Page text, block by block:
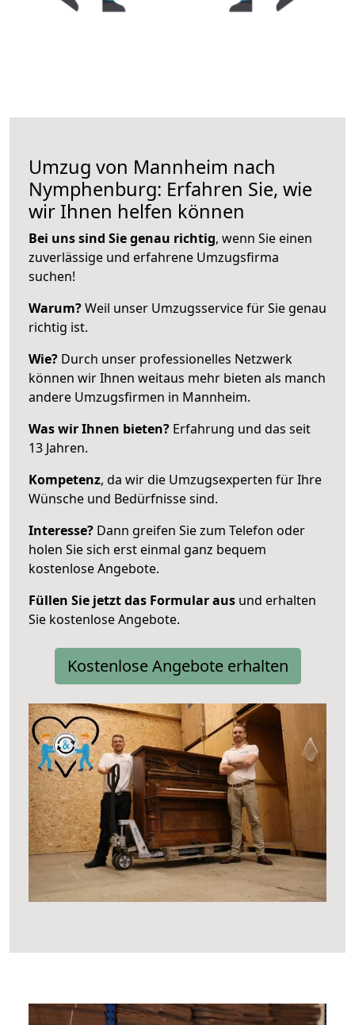
Umzug von Mannheim nach
Nymphenburg: Erfahren Sie, wie
wir Ihnen helfen können
Bei uns sind Sie genau richtig, wenn Sie einen
zuverlässige und erfahrene Umzugsfirma
suchen!
Warum?Weil unser Umzugsservice für Sie genau
richtig ist.
Wie? Durch unser professionelles Netzwerk
können wir Ihnen weitaus mehr bieten als manch
andere Umzugsfirmen in Mannheim.
Was wir Ihnen bieten? Erfahrung und das seit
13 Jahren.
Kompetenz, da wir die Umzugsexperten für Ihre
Wünsche und Bedürfnisse sind.
Interesse? Dann greifen Sie zum Telefon oder
holen Sie sich erst einmal ganz bequem
kostenlose Angebote.
Füllen Sie jetzt das Formular aus und erhalten
Sie kostenlose Angebote.
Kostenlose Angebote erhalten